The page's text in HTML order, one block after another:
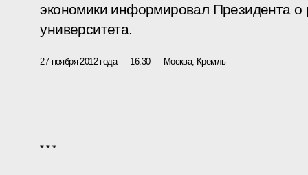
экономики информировал Президента о
университета.
27 ноября 2012 года 16:30 Москва, Кремль
* * *